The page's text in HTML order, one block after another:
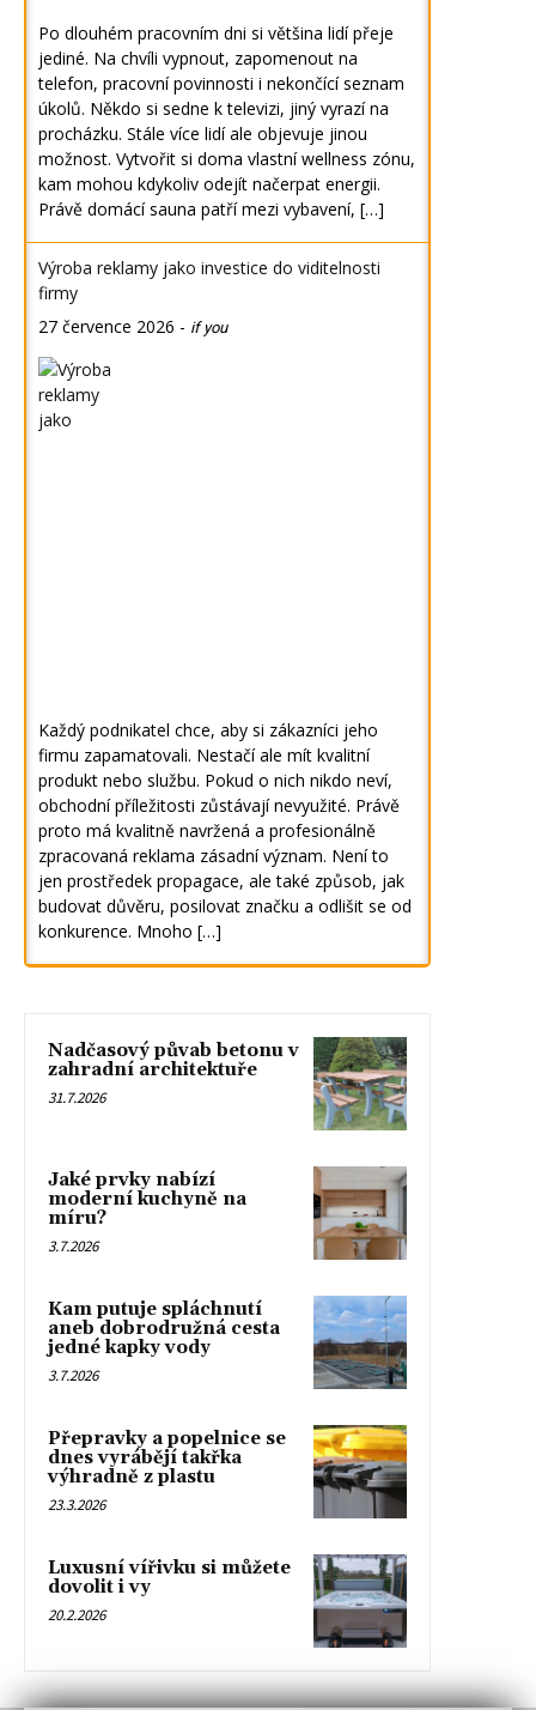
Po dlouhém pracovním dni si většina lidí přeje
jediné. Na chvíli vypnout, zapomenout na
telefon, pracovní povinnosti i nekončící seznam
úkolů. Někdo si sedne k televizi, jiný vyrazí na
procházku. Stále více lidí ale objevuje jinou
možnost. Vytvořit si doma vlastní wellness zónu,
kam mohou kdykoliv odejít načerpat energii.
Právě domácí sauna patří mezi vybavení, […]
Výroba reklamy jako investice do viditelnosti
firmy
27 července 2026 - if you
Každý podnikatel chce, aby si zákazníci jeho
firmu zapamatovali. Nestačí ale mít kvalitní
produkt nebo službu. Pokud o nich nikdo neví,
obchodní příležitosti zůstávají nevyužité. Právě
proto má kvalitně navržená a profesionálně
zpracovaná reklama zásadní význam. Není to
jen prostředek propagace, ale také způsob, jak
budovat důvěru, posilovat značku a odlišit se od
konkurence. Mnoho […]
Nadčasový půvab betonu v
zahradní architektuře
31.7.2026
Jaké prvky nabízí
moderní kuchyně na
míru?
3.7.2026
Kam putuje spláchnutí
aneb dobrodružná cesta
jedné kapky vody
3.7.2026
Přepravky a popelnice se
dnes vyrábějí takřka
výhradně z plastu
23.3.2026
Luxusní vířivku si můžete
dovolit i vy
20.2.2026